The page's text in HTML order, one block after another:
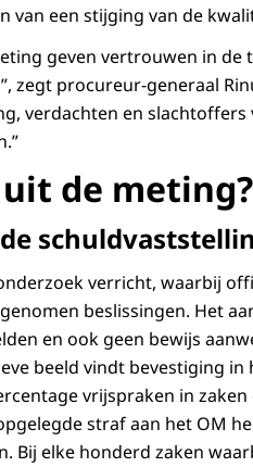
van een stijging van de
geven vertrouwen in
zegt procureur-generaal
verdachten en
de meting?
verricht, waarbij
beslissingen. Het
en ook geen bewijs
beeld vindt bevestiging
vrijspraken in zaken
straf aan het OM
Bij elke honderd zaken